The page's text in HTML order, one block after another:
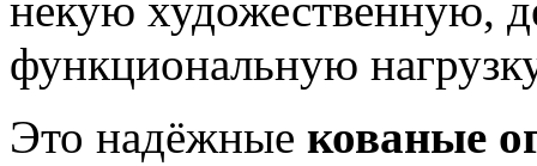
функциональную
Это надёжные кованые